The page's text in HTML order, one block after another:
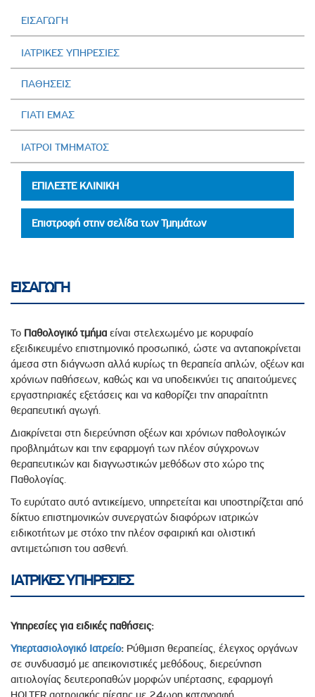
ΕΙΣΑΓΩΓΗ
ΙΑΤΡΙΚΕΣ ΥΠΗΡΕΣΙΕΣ
ΠΑΘΗΣΕΙΣ
ΓΙΑΤΙ ΕΜΑΣ
ΙΑΤΡΟΙ ΤΜΗΜΑΤΟΣ
ΕΠΙΛΕΞΤΕ ΚΛΙΝΙΚΗ
Επιστροφή στην σελίδα των Τμημάτων
ΕΙΣΑΓΩΓΗ
Το Παθολογικό τμήμα είναι στελεχωμένο με κορυφαίο
εξειδικευμένο επιστημονικό προσωπικό, ώστε να ανταποκρίνεται
άμεσα στη διάγνωση αλλά κυρίως τη θεραπεία απλών, οξέων και
χρόνιων παθήσεων, καθώς και να υποδεικνύει τις απαιτούμενες
εργαστηριακές εξετάσεις και να καθορίζει την απαραίτητη
θεραπευτική αγωγή.
Διακρίνεται στη διερεύνηση οξέων και χρόνιων παθολογικών
προβλημάτων και την εφαρμογή των πλέον σύγχρονων
θεραπευτικών και διαγνωστικών μεθόδων στο χώρο της
Παθολογίας.
Το ευρύτατο αυτό αντικείμενο, υπηρετείται και υποστηρίζεται από
δίκτυο επιστημονικών συνεργατών διαφόρων ιατρικών
ειδικοτήτων με στόχο την πλέον σφαιρική και ολιστική
αντιμετώπιση του ασθενή.
ΙΑΤΡΙΚΕΣ ΥΠΗΡΕΣΙΕΣ
Υπηρεσίες για ειδικές παθήσεις:
Υπερτασιολογικό Ιατρείο: Ρύθμιση θεραπείας, έλεγχος οργάνων
σε συνδυασμό με απεικονιστικές μεθόδους, διερεύνηση
αιτιολογίας δευτεροπαθών μορφών υπέρτασης, εφαρμογή